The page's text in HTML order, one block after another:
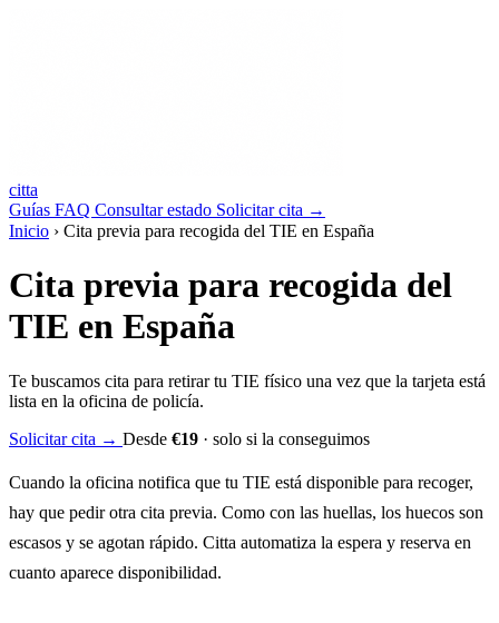
citta
Guías FAQ Consultar estado Solicitarcita →
Inicio › Cita previa para recogida del TIE en España
Cita previa para recogida del
TIE en España
Te buscamos cita para retirar tu TIE físico una vez que la tarjeta está
lista en la oficina de policía.
Solicitar cita → Desde €19 · solo si la conseguimos
Cuando la oficina notifica que tu TIE está disponible para recoger,
hay que pedir otra cita previa. Como con las huellas, los huecos son
escasos y se agotan rápido. Citta automatiza la espera y reserva en
cuanto aparece disponibilidad.